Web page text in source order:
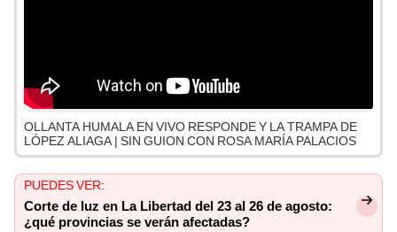
OLLANTA HUMALA EN VIVO RESPONDE Y LA TRAMPA DE
LÓPEZ ALIAGA | SIN GUION CON ROSA MARÍA PALACIOS
PUEDES VER:
Corte de luz en La Libertad del 23 al 26 de agosto:
¿qué provincias se verán afectadas?